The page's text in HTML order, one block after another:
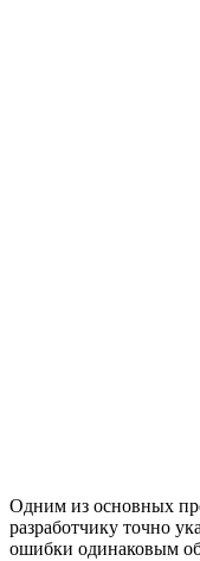
Одним из основных
разработчику точно
ошибки одинаковым